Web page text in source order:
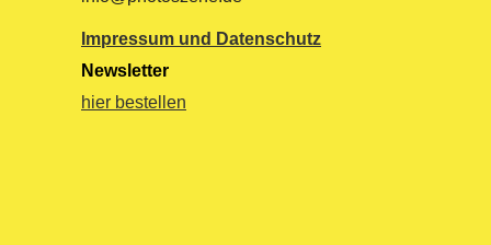
Impressum und Datenschutz
Newsletter
hier bestellen